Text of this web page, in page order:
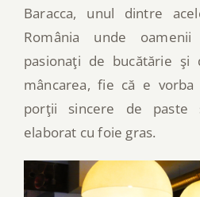
Baracca, unul dintre
România unde
pasionaţi de bucătărie
mâncarea, fie că e
porţii sincere de paste
elaborat cu foie gras.